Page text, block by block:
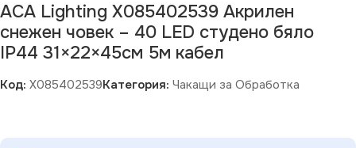
ACA Lighting X085402539 Акрилен
снежен човек – 40 LED студено бяло
IP44 31×22×45см 5м кабел
Код: X085402539Категория: Чакащи за Обработка